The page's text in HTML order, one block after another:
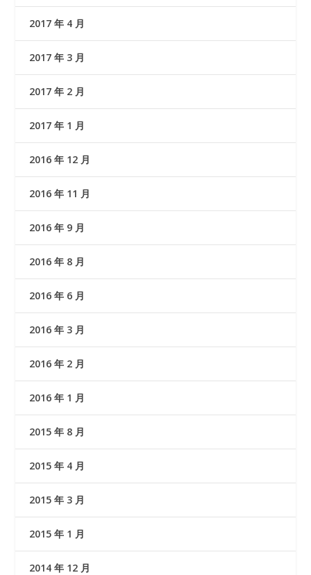
2017 年 4 月
2017 年 3 月
2017 年 2 月
2017 年 1 月
2016 年 12 月
2016 年 11 月
2016 年 9 月
2016 年 8 月
2016 年 6 月
2016 年 3 月
2016 年 2 月
2016 年 1 月
2015 年 8 月
2015 年 4 月
2015 年 3 月
2015 年 1 月
2014 年 12 月